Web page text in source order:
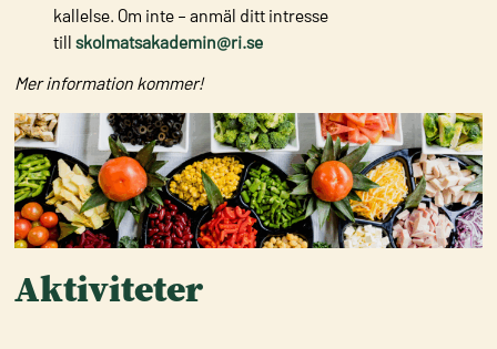
kallelse. Om inte – anmäl ditt intresse
tillskolmatsakademin@ri.se
Mer information kommer!
Aktiviteter